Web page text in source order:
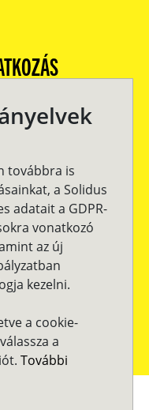
továbbra is
a Solidus
adatait a GDPR-
vonatkozó
az új
kezelni.
a cookie-
a
További